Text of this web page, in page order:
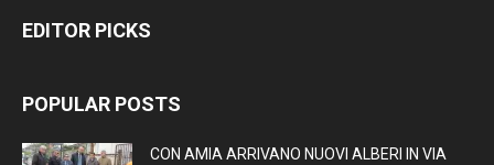
EDITOR PICKS
POPULAR POSTS
CON AMIA ARRIVANO NUOVI ALBERI IN VIA